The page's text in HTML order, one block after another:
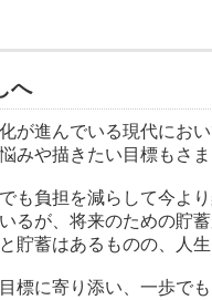
へ
が進んでいる現代にお
みや描きたい目標もさま
も負担を減らして今よ
るが、将来のための貯
貯蓄はあるものの、人
標に寄り添い、一歩で